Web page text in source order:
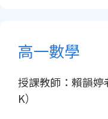
高一數學
授課教師：賴韻
K）